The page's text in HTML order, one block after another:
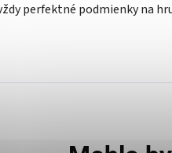
perfektné podmienky na